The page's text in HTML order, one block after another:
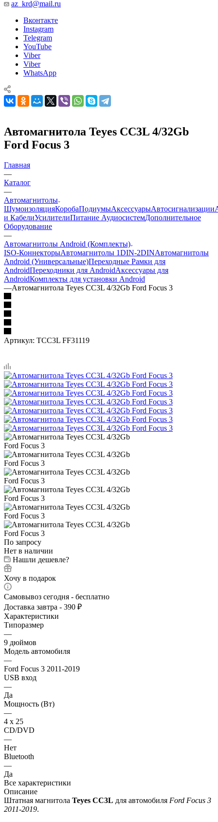
az_krd@mail.ru
Вконтакте
Instagram
Telegram
YouTube
Viber
Viber
WhatsApp
Автомагнитола Teyes CC3L 4/32Gb
Ford Focus 3
Главная
—
Каталог
—
Автомагнитолы
ШумоизоляцияКоробаПодиумыАксессуарыАвтосигнализации
и КабелиУсилителиПитание АудиосистемДополнительное
Оборудование
—
Автомагнитолы Android (Комплекты)
ISO-КоннекторыАвтомагнитолы 1DIN-2DINАвтомагнитолы
Android (Универсальные)Переходные Рамки для
AndroidПереходники для AndroidАксессуары для
AndroidКомплекты для установки Android
—Автомагнитола Teyes CC3L 4/32Gb Ford Focus 3
Артикул: TCC3L FF31119
По запросу
Нет в наличии
Нашли дешевле?
Хочу в подарок
Самовывоз сегодня - бесплатно
Доставка завтра - 390 ₽
Характеристики
Типоразмер
—
9 дюймов
Модель автомобиля
—
Ford Focus 3 2011-2019
USB вход
—
Да
Мощность (Вт)
—
4 х 25
CD/DVD
—
Нет
Bluetooth
—
Да
Все характеристики
Описание
Штатная магнитола Teyes СС3L для автомобиля Ford Focus 3
2011-2019.